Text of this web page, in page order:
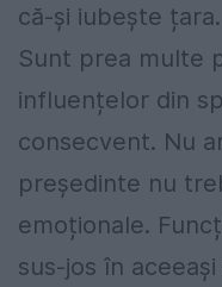
că-și iubește
Sunt prea multe
influențelor din
consecvent. Nu
președinte nu
emoționale.
sus-jos în